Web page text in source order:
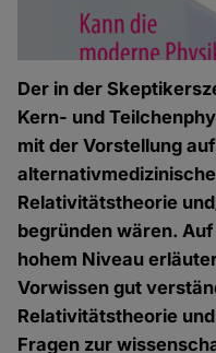
Der in der
Kern- und
mit der Vorstellung
Relativitätstheorie
begründen wären.
hohem Niveau
Vorwissen gut
Relativitätstheorie
Fragen zur